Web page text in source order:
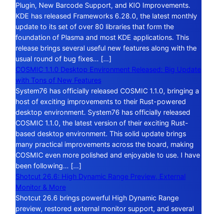
Plugin, New Barcode Support, and KIO Improvements.
KDE has released Frameworks 6.28.0, the latest monthly
update to its set of over 80 libraries that form the
foundation of Plasma and most KDE applications. This
release brings several useful new features along with the
usual round of bug fixes… […]
COSMIC 1.1.0 Desktop Environment Released: Big Update
with Tons of New Features
System76 has officially released COSMIC 1.1.0, bringing a
host of exciting improvements to their Rust-powered
desktop environment. System76 has officially released
COSMIC 1.1.0, the latest version of their exciting Rust-
based desktop environment. This solid update brings
many practical improvements across the board, making
COSMIC even more polished and enjoyable to use. I have
been following… […]
Shotcut 26.6: High Dynamic Range Preview, External
Monitor & More
Shotcut 26.6 brings powerful High Dynamic Range
preview, restored external monitor support, and several